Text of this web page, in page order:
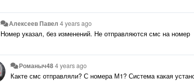
Алексеев Павел 4 years ago
Номер указал, без изменений. Не отправляются смс на номер
Романыч484 years ago
Какте смс отправляли? С номера М1? Система какая